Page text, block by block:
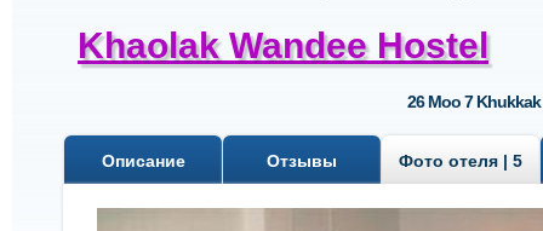
Khaolak Wandee Hostel
26 Moo 7
Описание Отзывы Фото отеля | 5